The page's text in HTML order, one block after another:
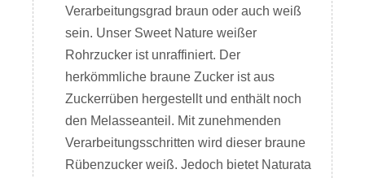
Verarbeitungsgrad braun oder auch weiß
sein. Unser Sweet Nature weißer
Rohrzucker ist unraffiniert. Der
herkömmliche braune Zucker ist aus
Zuckerrüben hergestellt und enthält noch
den Melasseanteil. Mit zunehmenden
Verarbeitungsschritten wird dieser braune
Rübenzucker weiß. Jedoch bietet Naturata